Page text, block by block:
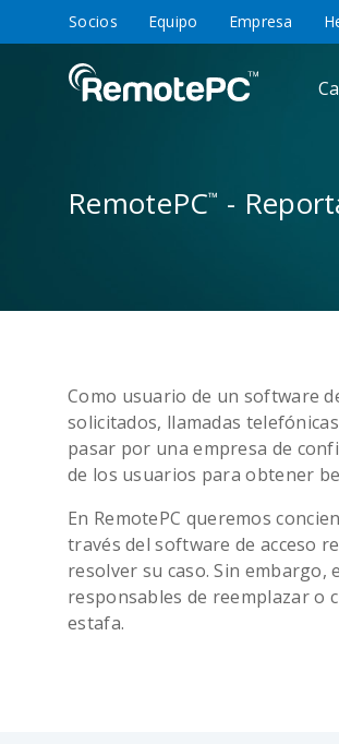
Socios Equipo Empresa
RemotePC™ -
Como usuario de un software
solicitados, llamadas
pasar por una empresa de
de los usuarios para obtener
En RemotePC queremos
través del software de acceso
resolver su caso. Sin
responsables de reemplazar o
estafa.